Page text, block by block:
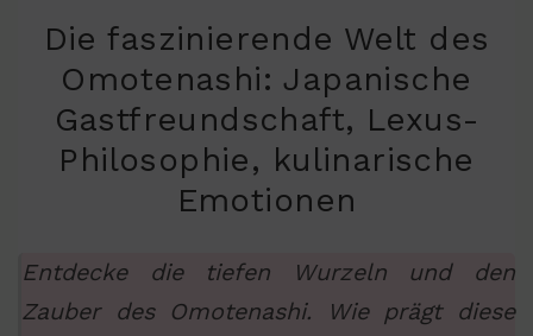
Die faszinierende Welt des
Omotenashi: Japanische
Gastfreundschaft, Lexus-
Philosophie, kulinarische
Emotionen
Entdecke die tiefen Wurzeln und den
Zauber des Omotenashi. Wie prägt diese